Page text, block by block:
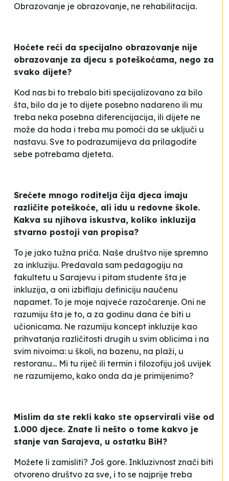
Obrazovanje je obrazovanje, ne rehabilitacija.
Hoćete reći da specijalno obrazovanje nije
obrazovanje za djecu s poteškoćama, nego za
svako dijete?
Kod nas bi to trebalo biti specijalizovano za bilo
šta, bilo da je to dijete posebno nadareno ili mu
treba neka posebna diferencijacija, ili dijete ne
može da hoda i treba mu pomoći da se uključi u
nastavu. Sve to podrazumijeva da prilagodite
sebe potrebama djeteta.
Srećete mnogo roditelja čija djeca imaju
različite poteškoće, ali idu u redovne škole.
Kakva su njihova iskustva, koliko inkluzija
stvarno postoji van propisa?
To je jako tužna priča. Naše društvo nije spremno
za inkluziju. Predavala sam pedagogiju na
fakultetu u Sarajevu i pitam studente šta je
inkluzija, a oni izbiflaju definiciju naučenu
napamet. To je moje najveće razočarenje. Oni ne
razumiju šta je to, a za godinu dana će biti u
učionicama. Ne razumiju koncept inkluzije kao
prihvatanja različitosti drugih u svim oblicima i na
svim nivoima: u školi, na bazenu, na plaži, u
restoranu... Mi tu riječ ili termin i filozofiju još uvijek
ne razumijemo, kako onda da je primijenimo?
Mislim da ste rekli kako ste opservirali više od
1.000 djece. Znate li nešto o tome kakvo je
stanje van Sarajeva, u ostatku BiH?
Možete li zamisliti? Još gore. Inkluzivnost znači biti
otvoreno društvo za sve, i to se najprije treba